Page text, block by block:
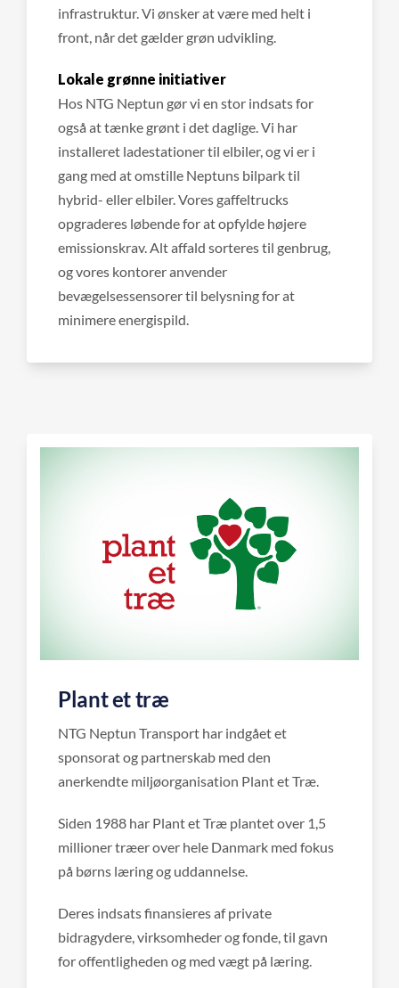
infrastruktur. Vi ønsker at være med helt i
front, når det gælder grøn udvikling.
Lokale grønne initiativer
Hos NTG Neptun gør vi en stor indsats for
også at tænke grønt i det daglige. Vi har
installeret ladestationer til elbiler, og vi er i
gang med at omstille Neptuns bilpark til
hybrid- eller elbiler. Vores gaffeltrucks
opgraderes løbende for at opfylde højere
emissionskrav. Alt affald sorteres til genbrug,
og vores kontorer anvender
bevægelsessensorer til belysning for at
minimere energispild.
Plant et træ
NTG Neptun Transport har indgået et
sponsorat og partnerskab med den
anerkendte miljøorganisation Plant et Træ.
Siden 1988 har Plant et Træ plantet over 1,5
millioner træer over hele Danmark med fokus
på børns læring og uddannelse.
Deres indsats finansieres af private
bidragydere, virksomheder og fonde, til gavn
for offentligheden og med vægt på læring.